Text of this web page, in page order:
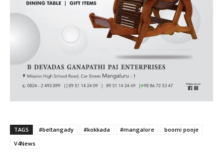
TAGS #beltangady #kokkada #mangalore
boomi pooje
V4News